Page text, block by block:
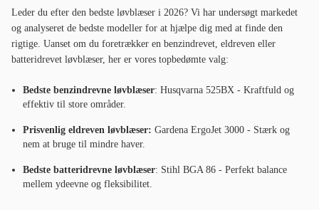
Leder du efter den bedste løvblæser i 2026? Vi har undersøgt markedet
og analyseret de bedste modeller for at hjælpe dig med at finde den
rigtige. Uanset om du foretrækker en benzindrevet, eldreven eller
batteridrevet løvblæser, her er vores topbedømte valg:
Bedste benzindrevne løvblæser: Husqvarna 525BX - Kraftfuld og
effektiv til store områder.
Prisvenlig eldreven løvblæser: Gardena ErgoJet 3000 - Stærk og
nem at bruge til mindre haver.
Bedste batteridrevne løvblæser: Stihl BGA 86 - Perfekt balance
mellem ydeevne og fleksibilitet.